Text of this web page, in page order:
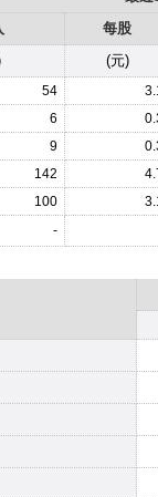
每股
(元)
54
6
9
142
100
-